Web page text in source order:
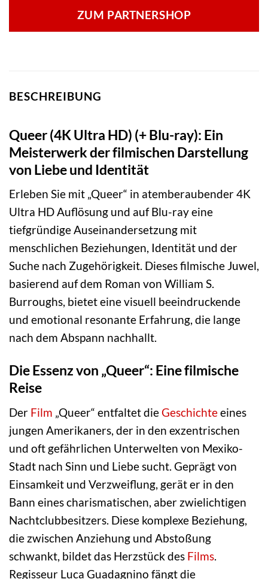
ZUM PARTNERSHOP
BESCHREIBUNG
Queer (4K Ultra HD) (+ Blu-ray): Ein
Meisterwerk der filmischen Darstellung
von Liebe und Identität
Erleben Sie mit „Queer“ in atemberaubender 4K
Ultra HD Auflösung und auf Blu-ray eine
tiefgründige Auseinandersetzung mit
menschlichen Beziehungen, Identität und der
Suche nach Zugehörigkeit. Dieses filmische Juwel,
basierend auf dem Roman von William S.
Burroughs, bietet eine visuell beeindruckende
und emotional resonante Erfahrung, die lange
nach dem Abspann nachhallt.
Die Essenz von „Queer“: Eine filmische
Reise
Der Film „Queer“ entfaltet dieGeschichteeines
jungen Amerikaners, der in den exzentrischen
und oft gefährlichen Unterwelten von Mexiko-
Stadt nach Sinn und Liebe sucht. Geprägt von
Einsamkeit und Verzweiflung, gerät er in den
Bann eines charismatischen, aber zwielichtigen
Nachtclubbesitzers. Diese komplexe Beziehung,
die zwischen Anziehung und Abstoßung
schwankt, bildet das Herzstück des Films
Regisseur Luca Guadagnino fängt die